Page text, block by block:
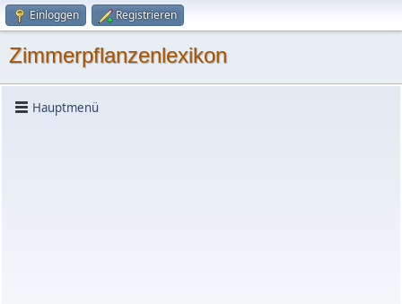
Einloggen Registrieren
Zimmerpflanzenlexikon
Hauptmenü